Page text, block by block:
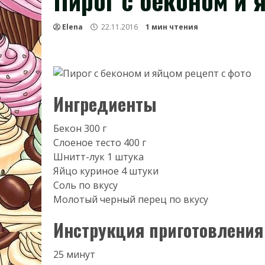
Elena 22.11.2016 1 мин чтения
Ингредиенты
Бекон 300 г
Слоеное тесто 400 г
Шнитт-лук 1 штука
Яйцо куриное 4 штуки
Соль по вкусу
Молотый черный перец по вкусу
Инструкция приготовления
25 минут